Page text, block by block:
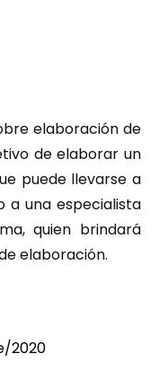
elaboración de
de elaborar un
puede llevarse a
a una especialista
quien brindará
elaboración.
2020